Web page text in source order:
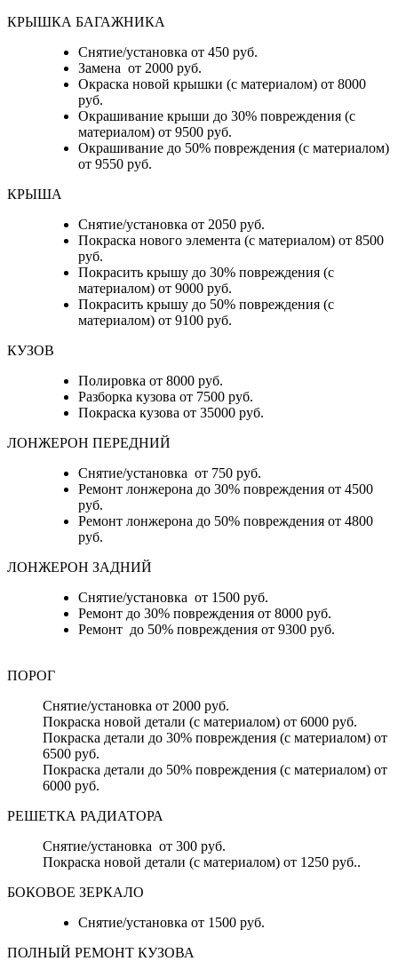
КРЫШКА БАГАЖНИКА
Снятие/установка от 450 руб.
Замена от 2000 руб.
Окраска новой крышки (с материалом) от 8000
руб.
Окрашивание крыши до 30% повреждения (с
материалом) от 9500 руб.
Окрашивание до 50% повреждения (с материалом)
от 9550 руб.
КРЫША
Снятие/установка от 2050 руб.
Покраска нового элемента (с материалом) от 8500
руб.
Покрасить крышу до 30% повреждения (с
материалом) от 9000 руб.
Покрасить крышу до 50% повреждения (с
материалом) от 9100 руб.
КУЗОВ
Полировка от 8000 руб.
Разборка кузова от 7500 руб.
Покраска кузова от 35000 руб.
ЛОНЖЕРОН ПЕРЕДНИЙ
Снятие/установка от 750 руб.
Ремонт лонжерона до 30% повреждения от 4500
руб.
Ремонт лонжерона до 50% повреждения от 4800
руб.
ЛОНЖЕРОН ЗАДНИЙ
Снятие/установка от 1500 руб.
Ремонт до 30% повреждения от 8000 руб.
Ремонт до 50% повреждения от 9300 руб.
ПОРОГ
Снятие/установка от 2000 руб.
Покраска новой детали (с материалом) от 6000 руб.
Покраска детали до 30% повреждения (с материалом) от
6500 руб.
Покраска детали до 50% повреждения (с материалом) от
6000 руб.
РЕШЕТКА РАДИАТОРА
Снятие/установка от 300 руб.
Покраска новой детали (с материалом) от 1250 руб..
БОКОВОЕ ЗЕРКАЛО
Снятие/установка от 1500 руб.
ПОЛНЫЙ РЕМОНТ КУЗОВА